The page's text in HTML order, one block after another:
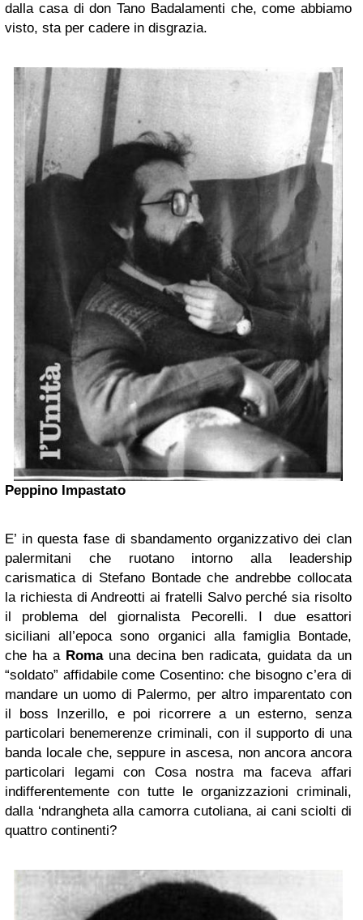
dalla casa di don Tano Badalamenti che, come abbiamo
visto, sta per cadere in disgrazia.
Peppino Impastato
E’ in questa fase di sbandamento organizzativo dei clan
palermitani che ruotano intorno alla leadership
carismatica di Stefano Bontade che andrebbe collocata
la richiesta di Andreotti ai fratelli Salvo perché sia risolto
il problema del giornalista Pecorelli. I due esattori
siciliani all’epoca sono organici alla famiglia Bontade,
che ha a Romauna decina ben radicata, guidata da un
“soldato” affidabile come Cosentino: che bisogno c’era di
mandare un uomo di Palermo, per altro imparentato con
il boss Inzerillo, e poi ricorrere a un esterno, senza
particolari benemerenze criminali, con il supporto di una
banda locale che, seppure in ascesa, non ancora ancora
particolari legami con Cosa nostra ma faceva affari
indifferentemente con tutte le organizzazioni criminali,
dalla ‘ndrangheta alla camorra cutoliana, ai cani sciolti di
quattro continenti?